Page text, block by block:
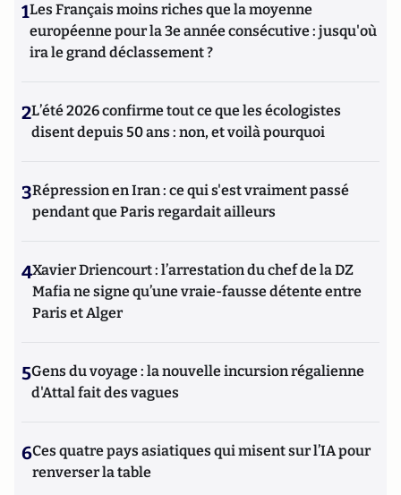
1Les Français moins riches que la moyenne
européenne pour la 3e année consécutive : jusqu'où
ira le grand déclassement ?
2L’été 2026 confirme tout ce que les écologistes
disent depuis 50 ans : non, et voilà pourquoi
3Répression en Iran : ce qui s'est vraiment passé
pendant que Paris regardait ailleurs
4Xavier Driencourt : l’arrestation du chef de la DZ
Mafia ne signe qu’une vraie-fausse détente entre
Paris et Alger
5Gens du voyage : la nouvelle incursion régalienne
d'Attal fait des vagues
6Ces quatre pays asiatiques qui misent sur l’IA pour
renverser la table